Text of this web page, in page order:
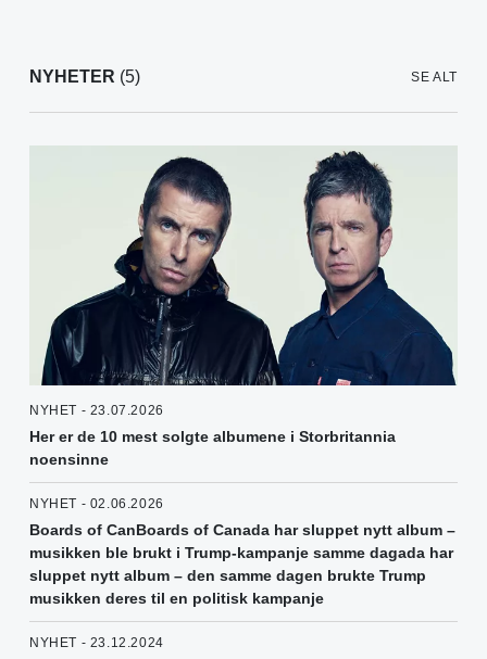
NYHETER (5) SE ALT
NYHET - 23.07.2026
Her er de 10 mest solgte albumene i Storbritannia
noensinne
NYHET - 02.06.2026
Boards of CanBoards of Canada har sluppet nytt album –
musikken ble brukt i Trump-kampanje samme dagada har
sluppet nytt album – den samme dagen brukte Trump
musikken deres til en politisk kampanje
NYHET - 23.12.2024